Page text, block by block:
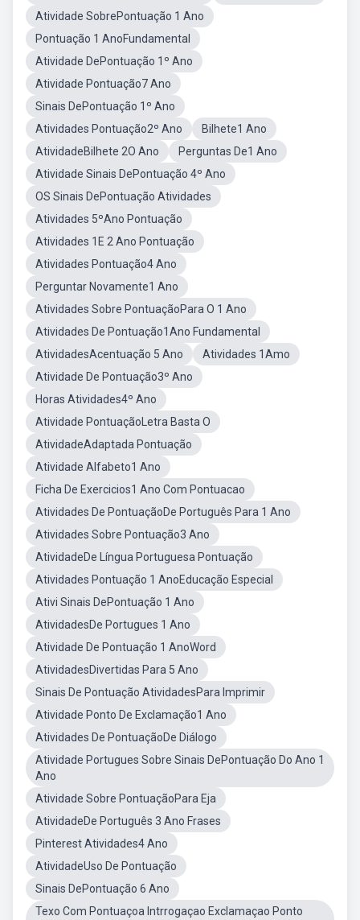
Atividade SobrePontuação 1 Ano
Pontuação 1 AnoFundamental
Atividade DePontuação 1º Ano
Atividade Pontuação7 Ano
Sinais DePontuação 1º Ano
Atividades Pontuação2º Ano
Bilhete1 Ano
AtividadeBilhete 2O Ano
Perguntas De1 Ano
Atividade Sinais DePontuação 4º Ano
OS Sinais DePontuação Atividades
Atividades 5ºAno Pontuação
Atividades 1E 2 Ano Pontuação
Atividades Pontuação4 Ano
Perguntar Novamente1 Ano
Atividades Sobre PontuaçãoPara O 1 Ano
Atividades De Pontuação1Ano Fundamental
AtividadesAcentuação 5 Ano
Atividades 1Amo
Atividade De Pontuação3º Ano
Horas Atividades4º Ano
Atividade PontuaçãoLetra Basta O
AtividadeAdaptada Pontuação
Atividade Alfabeto1 Ano
Ficha De Exercicios1 Ano Com Pontuacao
Atividades De PontuaçãoDe Português Para 1 Ano
Atividades Sobre Pontuação3 Ano
AtividadeDe Língua Portuguesa Pontuação
Atividades Pontuação 1 AnoEducação Especial
Ativi Sinais DePontuação 1 Ano
AtividadesDe Portugues 1 Ano
Atividade De Pontuação 1 AnoWord
AtividadesDivertidas Para 5 Ano
Sinais De Pontuação AtividadesPara Imprimir
Atividade Ponto De Exclamação1 Ano
Atividades De PontuaçãoDe Diálogo
Atividade Portugues Sobre Sinais DePontuação Do Ano 1
Ano
Atividade Sobre PontuaçãoPara Eja
AtividadeDe Português 3 Ano Frases
Pinterest Atividades4 Ano
AtividadeUso De Pontuação
Sinais DePontuação 6 Ano
Texo Com Pontuaçoa Intrrogaçao Exclamaçao Ponto